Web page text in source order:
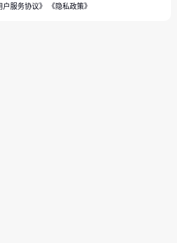
户服务协议》 《隐私政策》